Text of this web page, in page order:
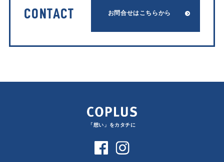
CONTACT お問合せはこちらから
「想い」をカタチに